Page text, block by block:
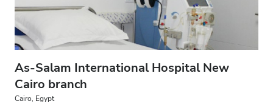
As-Salam International Hospital New
Cairo branch
Cairo, Egypt